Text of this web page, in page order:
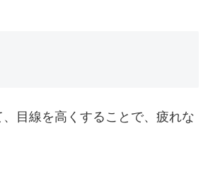
目線を高くすることで、疲れな